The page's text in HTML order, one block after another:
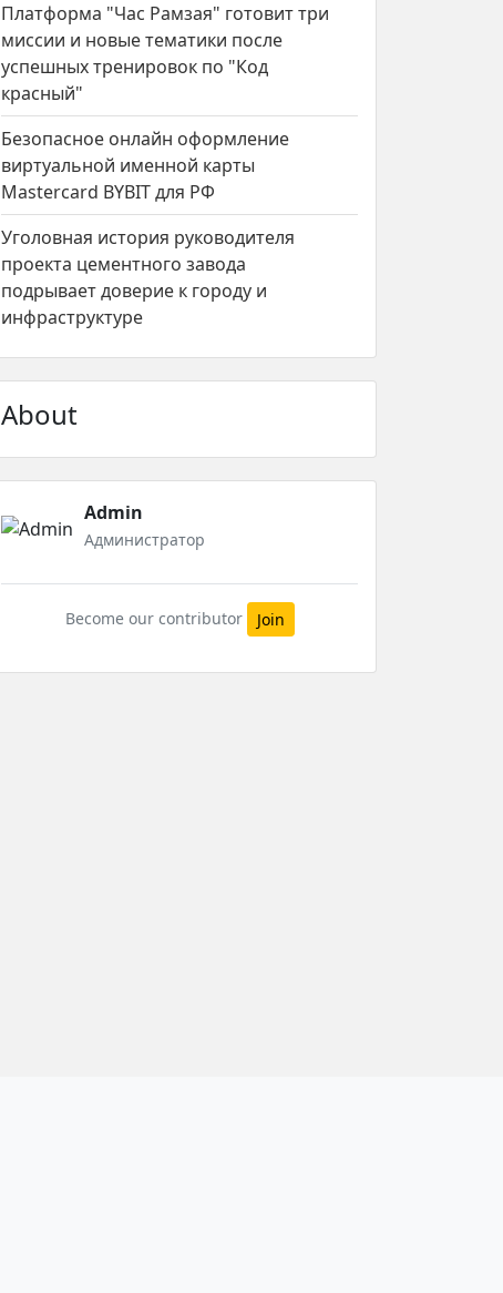
Платформа "Час Рамзая" готовит три
миссии и новые тематики после
успешных тренировок по "Код
красный"
Безопасное онлайн оформление
виртуальной именной карты
Mastercard BYBIT для РФ
Уголовная история руководителя
проекта цементного завода
подрывает доверие к городу и
инфраструктуре
About
Admin
Администратор
Become our contributor Join